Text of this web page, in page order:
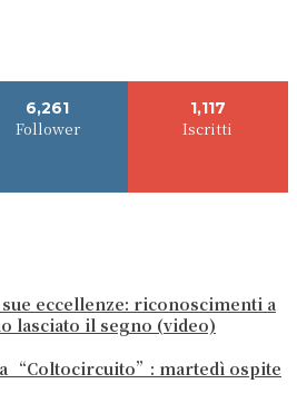
6,261
Follower
1,117
Iscritti
eccellenze: riconoscimenti a
lasciato il segno (video)
“Coltocircuito”: martedì ospite